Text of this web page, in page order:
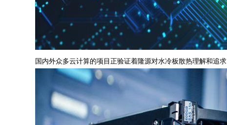
国内外众多云计算的项目正验证着隆源对水冷板散热理解和追求